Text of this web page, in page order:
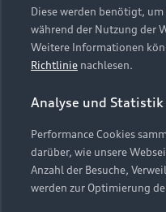
Online-
Servicekontakt
Vertrag widerrufen
Presse & Media Center
Datenschutz
Audi erleben
Newsletter
Impressum Rechtliches
Datenschutzinformation
Cookie-Richtlinie
Hinweis: Die aktuelle
Embleme am Fahrzeug
Webseite kann abweichen.
Diese werden benötigt,
während der Nutzung der
Weitere Informationen
Richtlinie nachlesen.
Analyse und Statistik
Performance Cookies
darüber, wie unsere
Anzahl der Besuche,
werden zur Optimierung